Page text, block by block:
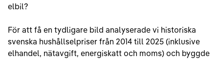
elbil?
För att få en tydligare bild analyserade vi historiska
svenska hushållselpriser från 2014 till 2025 (inklusive
elhandel, nätavgift, energiskatt och moms) och byggde